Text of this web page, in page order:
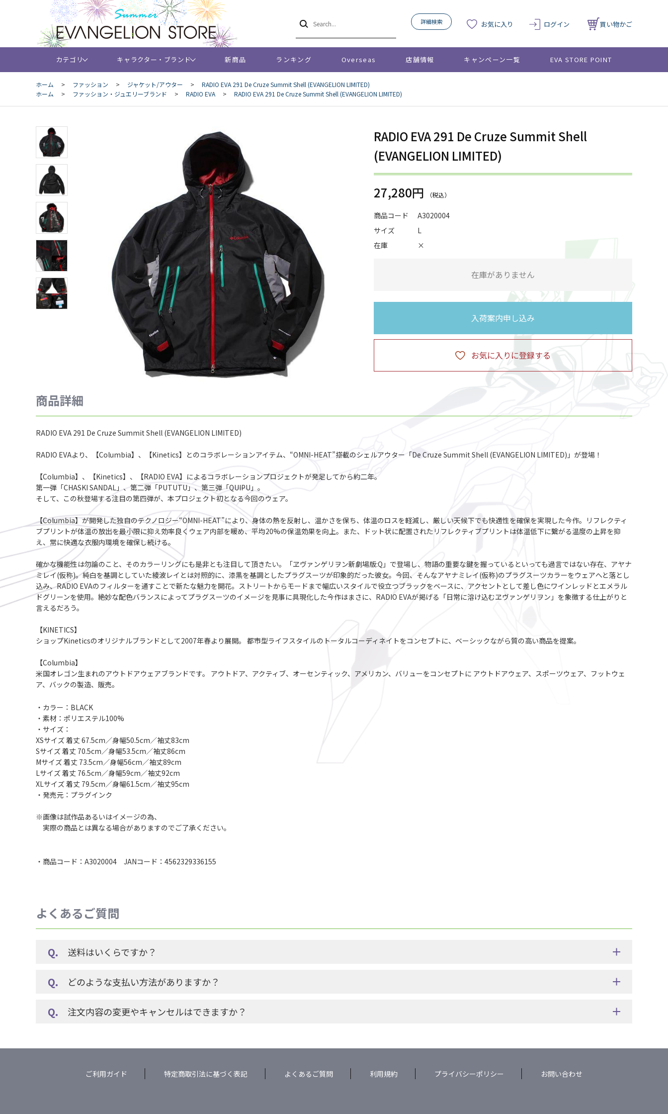
詳細検索 お気に入り ログイン 買い物かご
カテゴリ キャラクター・ブランド 新商品 ランキング Overseas 店舗情報 キャンペーン一覧 EVA STORE POINT
ホーム > ファッション > ジャケット/アウター >
RADIO EVA 291 De Cruze Summit Shell (EVANGELION LIMITED)
ホーム
> ファッション・ジュエリーブランド > RADIO EVA > RADIO EVA 291 De Cruze Summit Shell (EVANGELION LIMITED)
RADIO EVA 291 De Cruze Summit Shell
(EVANGELION LIMITED)
27,280円
商品コード
A3020004
サイズ
L
在庫
×
在庫がありません
入荷案内申し込み
お気に入りに登録する
商品詳細
RADIO EVA 291 De Cruze Summit Shell (EVANGELION LIMITED)
RADIO EVAより、【Columbia】、【Kinetics】とのコラボレーションアイテム、“OMNI-HEAT”搭載のシェルアウター「De Cruze Summit Shell (EVANGELION LIMITED)」が登場！
【Columbia】、【Kinetics】、【RADIO EVA】によるコラボレーションプロジェクトが発足してから約二年。
第一弾「CHASKI SANDAL」、第二弾「PUTUTU」、第三弾「QUIPU」。
そして、この秋登場する注目の第四弾が、本プロジェクト初となる今回のウェア。
【Columbia】が開発した独自のテクノロジー“OMNI-HEAT”により、身体の熱を反射し、温かさを保ち、体温のロスを軽減し、厳しい天候下でも快適性を確保を実現した今作。リフレクティ
ブプリントが体温の放出を最小限に抑え効率良くウェア内部を暖め、平均20%の保温効果を向上。また、ドット状に配置されたリフレクティブプリントは体温低下に繋がる温度の上昇を抑
え、常に快適な衣服内環境を確保し続ける。
確かな機能性は勿論のこと、そのカラーリングにも是非とも注目して頂きたい。「ヱヴァンゲリヲン新劇場版:Q」で登場し、物語の重要な鍵を握っているといっても過言ではない存在、アヤナ
ミレイ(仮称)。純白を基調としていた綾波レイとは対照的に、漆黒を基調としたプラグスーツが印象的だった彼女。今回、そんなアヤナミレイ(仮称)のプラグスーツカラーをウェアへと落とし
込み、RADIO EVAのフィルターを通すことで新たな魅力を開花。ストリートからモードまで幅広いスタイルで役立つブラックをベースに、アクセントとして差し色にワインレッドとエメラル
ドグリーンを使用。絶妙な配色バランスによってプラグスーツのイメージを見事に具現化した今作はまさに、RADIO EVAが掲げる「日常に溶け込むヱヴァンゲリヲン」を象徴する仕上がりと
言えるだろう。
【KINETICS】
ショップKineticsのオリジナルブランドとして2007年春より展開。 都市型ライフスタイルのトータルコーディネイトをコンセプトに、ベーシックながら質の高い商品を提案。
【Columbia】
米国オレゴン生まれのアウトドアウェアブランドです。 アウトドア、アクティブ、オーセンティック、アメリカン、バリューをコンセプトに アウトドアウェア、スポーツウェア、フットウェ
ア、バックの製造、販売。
・カラー：BLACK
・素材：ポリエステル100%
・サイズ：
XSサイズ 着丈 67.5cm／身幅50.5cm／袖丈83cm
Sサイズ 着丈 70.5cm／身幅53.5cm／袖丈86cm
Mサイズ 着丈 73.5cm／身幅56cm／袖丈89cm
Lサイズ 着丈 76.5cm／身幅59cm／袖丈92cm
XLサイズ 着丈 79.5cm／身幅61.5cm／袖丈95cm
・発売元：プラグインク
※画像は試作品あるいはイメージの為、
実際の商品とは異なる場合がありますのでご了承ください。
・商品コード：A3020004 JANコード：4562329336155
よくあるご質問
送料はいくらですか？
どのような支払い方法がありますか？
注文内容の変更やキャンセルはできますか？
ご利用ガイド 特定商取引法に基づく表記 よくあるご質問 利用規約 プライバシーポリシー お問い合わせ